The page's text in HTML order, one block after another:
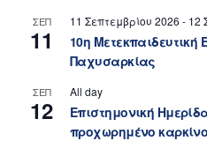
ΣΕΠ
11
11 Σεπτεμβρίου 2026 - 12
10η Μετεκπαιδευτική
Παχυσαρκίας
ΣΕΠ
12
All day
Επιστημονική
προχωρημένο